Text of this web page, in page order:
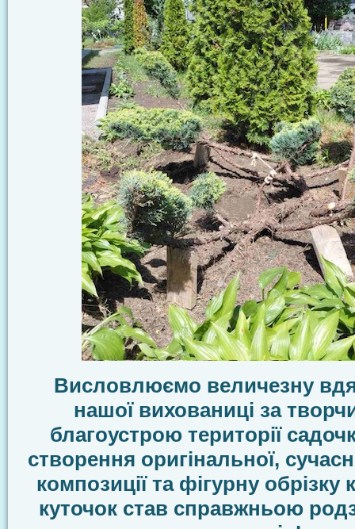
Висловлюємо величезну
нашої вихованиці за
благоустрою території
створення оригінальної,
композиції та фігурну
куточок став справжньою